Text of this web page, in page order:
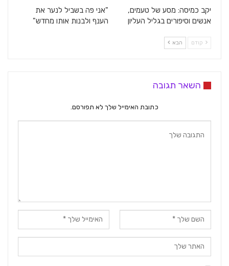
יקב כמיסה: מסע של טעמים,
אנשים וסיפורים בגליל העליון
"אני פה בשביל לנער את
הענף ולבנות אותו מחדש"
קודם הבא
השאר תגובה
כתובת האימייל שלך לא תפורסם.